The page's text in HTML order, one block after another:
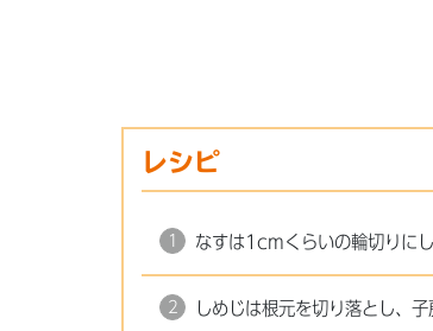
レシピ
なすは1cmくらいの輪切りに
しめじは根元を切り落とし、